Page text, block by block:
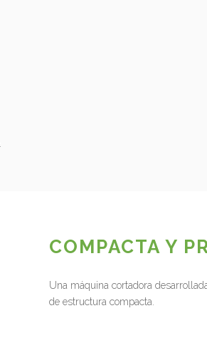
COMPACTA Y
Una máquina cortadora
de estructura compacta.